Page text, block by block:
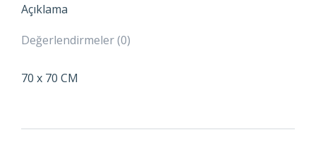
Açıklama
Değerlendirmeler (0)
70 x 70 CM